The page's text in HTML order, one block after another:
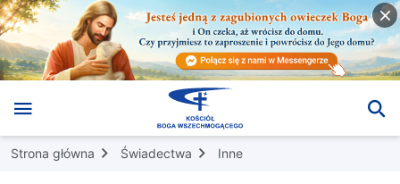
Strona główna Świadectwa Inne